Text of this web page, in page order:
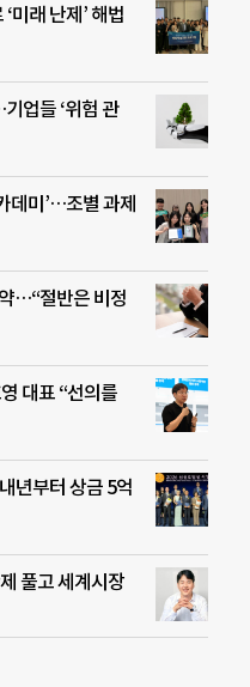
미래 난제’ 해법
업들 ‘위험 관
데미’…조별 과제
…“절반은 비정
대표 “선의를
년부터 상금 5억
풀고 세계시장